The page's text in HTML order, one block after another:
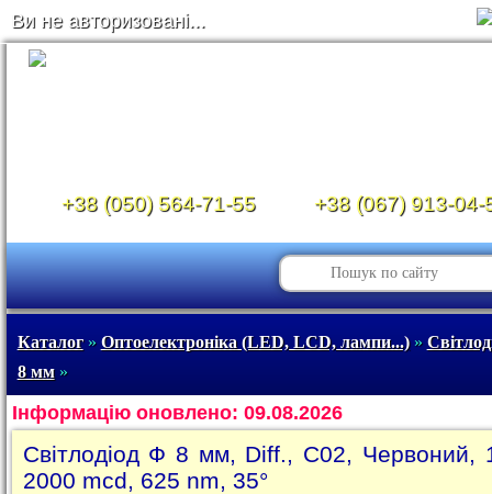
Ви не авторизовані...
+38 (050) 564-71-55 +38 (067) 913-04-
Каталог» Оптоелектроніка (LED, LCD, лампи...)»
8 мм»
Інформацію оновлено: 09.08.2026
Світлодіод Ф 8 мм, Diff., C02, Червоний,
2000 mcd, 625 nm, 35°